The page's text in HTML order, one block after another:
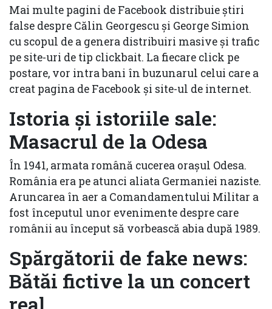
Mai multe pagini de Facebook distribuie știri
false despre Călin Georgescu și George Simion
cu scopul de a genera distribuiri masive și trafic
pe site-uri de tip clickbait. La fiecare click pe
postare, vor intra bani în buzunarul celui care a
creat pagina de Facebook și site-ul de internet.
Istoria și istoriile sale:
Masacrul de la Odesa
În 1941, armata română cucerea orașul Odesa.
România era pe atunci aliata Germaniei naziste.
Aruncarea în aer a Comandamentului Militar a
fost începutul unor evenimente despre care
românii au început să vorbească abia după 1989.
Spărgătorii de fake news:
Bătăi fictive la un concert